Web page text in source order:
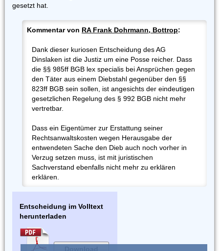
gesetzt hat.
Kommentar von RA Frank Dohrmann, Bottrop:
Dank dieser kuriosen Entscheidung des AG
Dinslaken ist die Justiz um eine Posse reicher. Dass
die §§ 985ff BGB lex specialis bei Ansprüchen gegen
den Täter aus einem Diebstahl gegenüber den §§
823ff BGB sein sollen, ist angesichts der eindeutigen
gesetzlichen Regelung des § 992 BGB nicht mehr
vertretbar.
Dass ein Eigentümer zur Erstattung seiner
Rechtsanwaltskosten wegen Herausgabe der
entwendeten Sache den Dieb auch noch vorher in
Verzug setzen muss, ist mit juristischen
Sachverstand ebenfalls nicht mehr zu erklären
erklären.
Entscheidung im Volltext
herunterladen